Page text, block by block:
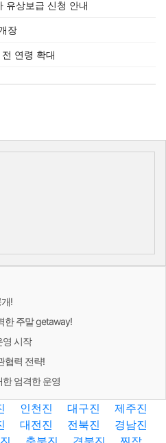
유상보급 신청 안내
장
연령 확대
!
한 주말 getaway!
영 시작
협력 전략!
엄격한 운영
인천진 대구진
제주진
대전진 전북진
경남진